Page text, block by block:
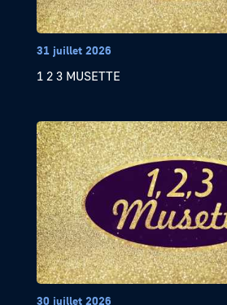
31 juillet 2026
1 2 3 MUSETTE
30 juillet 2026